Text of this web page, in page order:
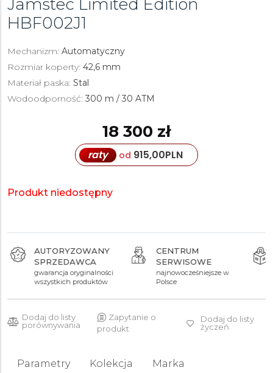
Jamstec Limited Edition
HBF002J1
Mechanizm: Automatyczny
Rozmiar koperty: 42,6 mm
Materiał paska: Stal
Wodoodporność: 300 m / 30 ATM
18 300 zł
raty od 915,00PLN
Produkt niedostępny
AUTORYZOWANY
SPRZEDAWCA
gwarancja oryginalności
wszystkich produktów
CENTRUM
SERWISOWE
najnowocześniejsze w
Polsce
Dodaj do listy
porównywania
Zapytanie o
produkt
Dodaj do listy
życzeń
Parametry Kolekcja Marka